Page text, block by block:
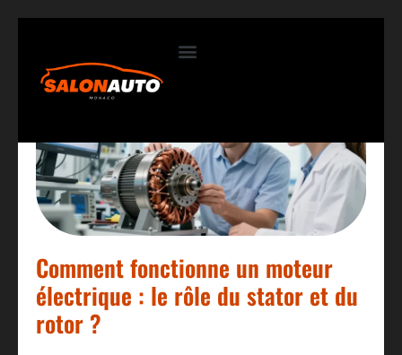
Comment fonctionne un moteur
électrique : le rôle du stator et du
rotor ?